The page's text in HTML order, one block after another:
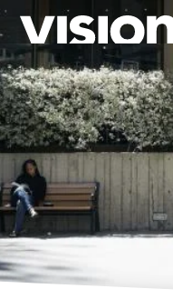
Pasar
al
contenido
principal